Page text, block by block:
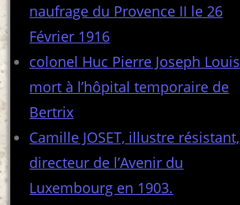
naufrage du Provence II le 26
Février 1916
colonel Huc Pierre Joseph Louis
mort à l’hôpital temporaire de
Bertrix
Camille JOSET, illustre résistant,
directeur de l’Avenir du
Luxembourg en 1903.